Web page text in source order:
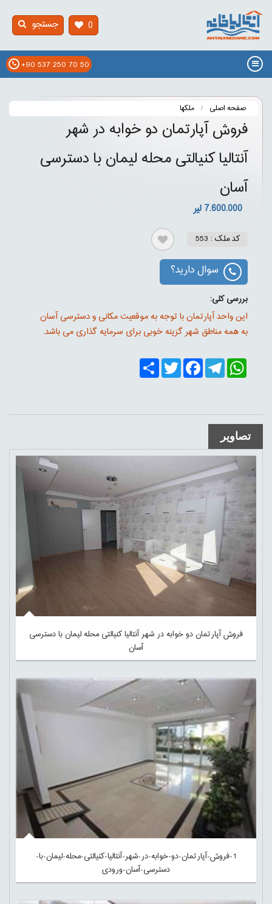
0
+90 537 250 70 50
جستجو
صفحه اصلی ملکها
فروش آپارتمان دو خوابه در شهر
آنتالیا کنیالتی محله لیمان با دسترسی
آسان
7.600.000 لیر
کد ملک : 553
سوال دارید؟
بررسی کلی:
این واحد آپارتمان با توجه به موقعیت مکانی و دسترسی آسان
به همه مناطق شهر گزینه خوبی برای سرمایه گذاری می باشد.
ShareTwitter
FacebookTelegramWhatsApp
تصاویر
فروش آپارتمان دو خوابه در شهر آنتالیا کنیالتی محله لیمان با دسترسی
آسان
1-فروش-آپارتمان-دو-خوابه-در-شهر-آنتالیا-کنیالتی-محله-لیمان-با-
دسترسی-آسان-ورودی